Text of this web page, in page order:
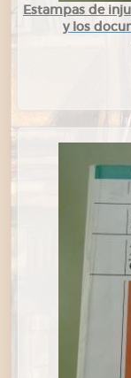
Estampas de
y los